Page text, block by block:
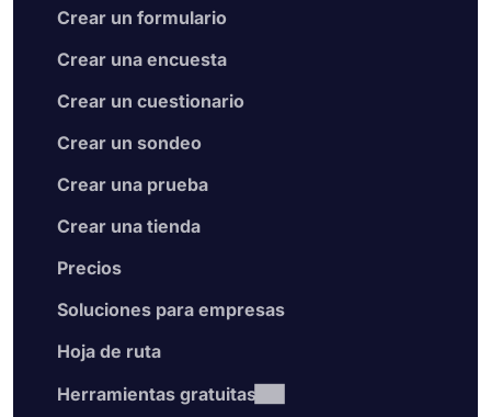
Crear un formulario
Crear una encuesta
Crear un cuestionario
Crear un sondeo
Crear una prueba
Crear una tienda
Precios
Soluciones para empresas
Hoja de ruta
Herramientas gratuitas